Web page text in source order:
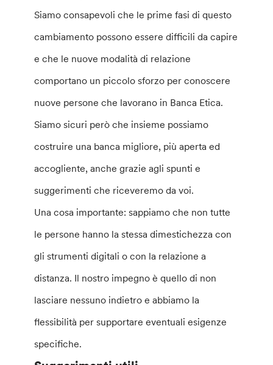
Siamo consapevoli che le prime fasi di questo
cambiamento possono essere difficili da capire
e che le nuove modalità di relazione
comportano un piccolo sforzo per conoscere
nuove persone che lavorano in Banca Etica.
Siamo sicuri però che insieme possiamo
costruire una banca migliore, più aperta ed
accogliente, anche grazie agli spunti e
suggerimenti che riceveremo da voi.
Una cosa importante: sappiamo che non tutte
le persone hanno la stessa dimestichezza con
gli strumenti digitali o con la relazione a
distanza. Il nostro impegno è quello di non
lasciare nessuno indietro e abbiamo la
flessibilità per supportare eventuali esigenze
specifiche.